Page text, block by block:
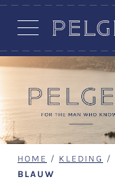
HOME / KLEDING /
BLAUW